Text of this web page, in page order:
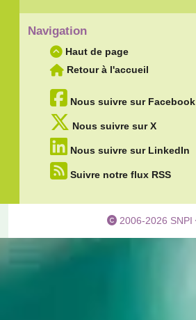
Navigation
Haut de page
Retour à l'accueil
Nous suivre sur Facebook
Nous suivre sur X
Nous suivre sur LinkedIn
Suivre notre flux RSS
2006-2026 SNPI